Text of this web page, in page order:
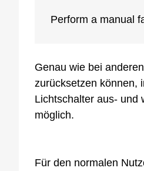
Perform a manual
Genau wie bei
zurücksetzen können,
Lichtschalter aus- und
möglich.
Für den normalen